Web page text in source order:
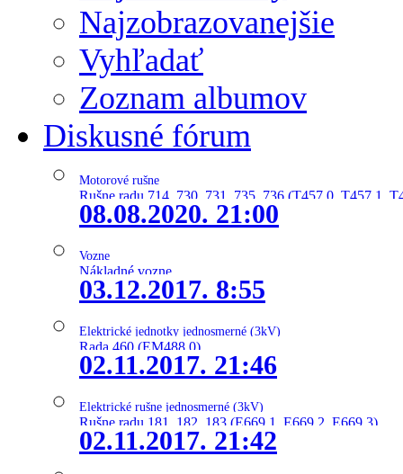
Najzobrazovanejšie
Vyhľadať
Zoznam albumov
Diskusné fórum
Motorové rušne
Rušne radu 714, 730, 731, 735, 736 (T457.0, T457.1,
08.08.2020. 21:00
Vozne
Nákladné vozne
03.12.2017. 8:55
Elektrické jednotky jednosmerné (3kV)
Rada 460 (EM488.0)
02.11.2017. 21:46
Elektrické rušne jednosmerné (3kV)
Rušne radu 181, 182, 183 (E669.1, E669.2, E669.3)
02.11.2017. 21:42